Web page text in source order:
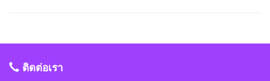
แพทย์อาจได้ใช้เทคโนโลยีใหม่ ๆ มาพัฒนาการรักษาผู้คนให้มีประสิทธิภาพมากยิ่ง
เทคโนโลยีติดต่อรับใบสมัครได้ที่อาจารย์นิธินันท์ นาครินทร์ 4.สาขาวิทยาการ
ภายในวันที่ 11 สค 2559 ครับ
ติดต่อเรา